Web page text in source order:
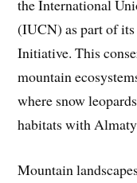
the International
(IUCN) as part of its
Initiative. This
mountain
where snow
habitats with
Mountain